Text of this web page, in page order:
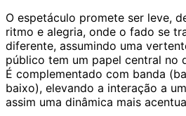
O espetáculo promete ser leve,
ritmo e alegria, onde o fado se
diferente, assumindo uma
público tem um papel central no
É complementado com banda
baixo), elevando a interação a
assim uma dinâmica mais